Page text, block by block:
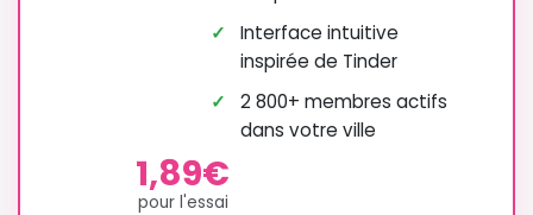
✓
Interface intuitive
inspirée de Tinder
✓
2 800+ membres actifs
dans votre ville
1,89€
pour l'essai